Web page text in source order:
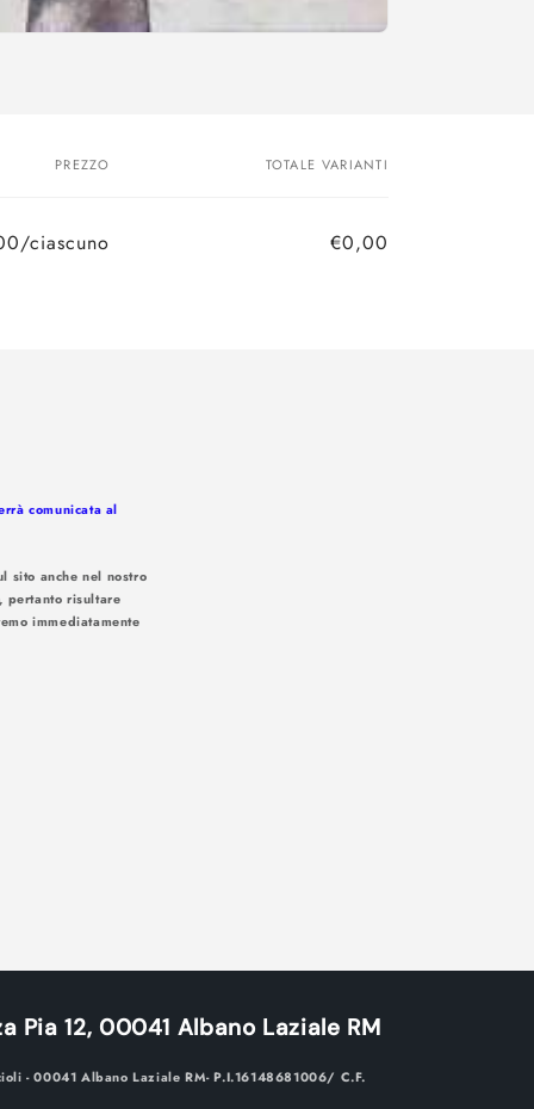
PREZZO TOTALE VARIANTI
ciascuno €0,00
comunicata al
sito anche nel nostro
pertanto risultare
immediatamente
soluzioni:
Pia 12, 00041 Albano Laziale RM
- 00041 Albano Laziale RM- P.I.16148681006/ C.F.